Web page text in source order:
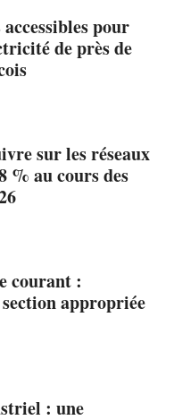
pour
de près de
sur les réseaux
% au cours des
courant :
appropriée
: une